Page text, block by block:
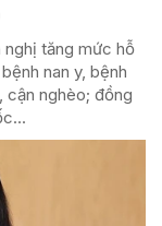
nghị tăng mức hỗ
nan y, bệnh
cận nghèo; đồng